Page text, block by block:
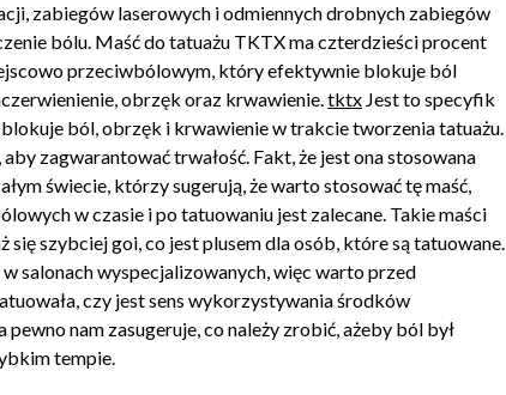
zabiegów laserowych i odmiennych drobnych zabiegów
bólu. Maść do tatuażu TKTX ma czterdzieści procent
przeciwbólowym, który efektywnie blokuje ból
obrzęk oraz krwawienie.tktx Jest to specyfik
ból, obrzęk i krwawienie w trakcie tworzenia tatuażu.
zagwarantować trwałość. Fakt, że jest ona stosowana
świecie, którzy sugerują, że warto stosować tę maść,
w czasie i po tatuowaniu jest zalecane. Takie maści
szybciej goi, co jest plusem dla osób, które są tatuowane.
salonach wyspecjalizowanych, więc warto przed
czy jest sens wykorzystywania środków
nam zasugeruje, co należy zrobić, ażeby ból był
tempie.